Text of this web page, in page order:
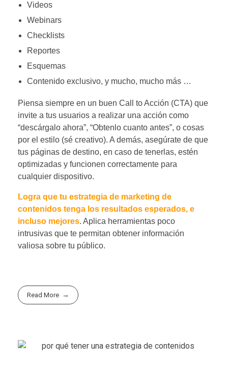
Videos
Webinars
Checklists
Reportes
Esquemas
Contenido exclusivo, y mucho, mucho más …
Piensa siempre en un buen Call to Acción (CTA) que
invite a tus usuarios a realizar una acción como
“descárgalo ahora”, “Obtenlo cuanto antes”, o cosas
por el estilo (sé creativo). A demás, asegúrate de que
tus páginas de destino, en caso de tenerlas, estén
optimizadas y funcionen correctamente para
cualquier dispositivo.
Logra que tu estrategia de marketing de
contenidos tenga los resultados esperados, e
incluso mejores. Aplica herramientas poco
intrusivas que te permitan obtener información
valiosa sobre tu público.
Read More